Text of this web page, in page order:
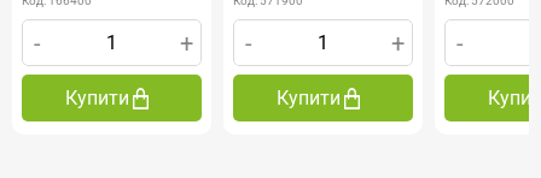
- +
Купити
- +
Купити
-